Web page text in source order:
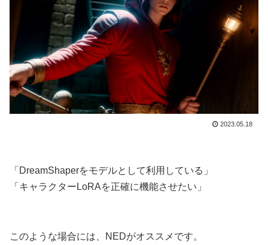
2023.05.18
「DreamShaperをモデルとして利用している」
「キャラクターLoRAを正確に機能させたい」
このような場合には、NEDがオススメです。